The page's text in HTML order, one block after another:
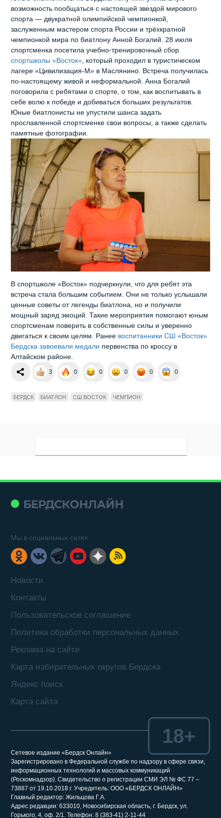
возможность пообщаться с настоящей звездой мирового
спорта — двукратной олимпийской чемпионкой,
заслуженным мастером спорта России и трёхкратной
чемпионкой мира по биатлону Анной Богалий. 28 июля
спортсменка посетила учебно‑тренировочный сбор
спортшколы «Восток» , который проходил в туристическом
лагере «Цивилизация‑М» в Маслянино. Встреча получилась
по‑настоящему живой и неформальной. Анна Богалий
поговорила с ребятами о спорте, о том, как воспитывать в
себе волю к победе и добиваться больших результатов.
Юные биатлонисты не упустили шанса задать
прославленной спортсменке свои вопросы, а также сделать
памятные фотографии.
В спортшколе «Восток» подчеркнули, что для ребят эта
встреча стала большим событием. Они не только услышали
ценные советы от легенды биатлона, но и получили
мощный заряд эмоций. Такие мероприятия помогают юным
спортсменам поверить в собственные силы и уверенно
двигаться к своим целям. Ранее воспитанники СШ «Восток»
Бердска завоевали медали первенства по кроссу в
Алтайском районе.
3 0 0 0 0 0
БЕРДСК БИАТЛОН СШ ВОСТОК ЧЕМПИОН
Новости
Контакты
Пользовательское соглашение
Политика обработки персональных данных
Реклама на сайте
Карта избирательных округов Бердска
Яндекс поиск
Карта сайта
Мы в социальных сетях
Сетевое издание «Бердск Онлайн»
Зарегистрировано в Федеральной службе по надзору в сфере связи,
информационных технологий и массовых коммуникаций
(Роскомнадзор). Свидетельство о регистрации СМИ ЭЛ № ФС 77 –
73887 от 19.10.2018 г. Учредитель: ООО «БЕРДСК ОНЛАЙН»
Главный редактор: Жильцова Г.А.
Адрес редакции: 633010, Новосибирская область, г. Бердск, ул.
Горького, 4, оф. 2/1. Телефон: 8 (383-41) 2-11-44
18+